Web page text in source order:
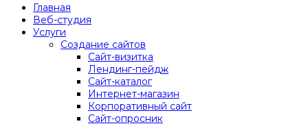
Главная
Веб-студия
Услуги
Создание сайтов
Сайт-визитка
Лендинг-пейдж
Сайт-каталог
Интернет-магазин
Корпоративный сайт
Сайт-опросник